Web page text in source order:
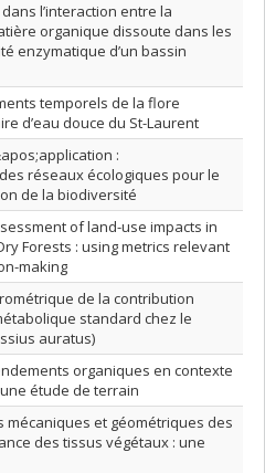
l’interaction entre la
organique dissoute dans les
enzymatique d’un bassin
temporels de la flore
d’eau douce du St-Laurent
:
réseaux écologiques pour le
de la biodiversité
of land-use impacts in
Forests : using metrics relevant
making
de la contribution
standard chez le
auratus)
organiques en contexte
étude de terrain
mécaniques et géométriques des
des tissus végétaux : une